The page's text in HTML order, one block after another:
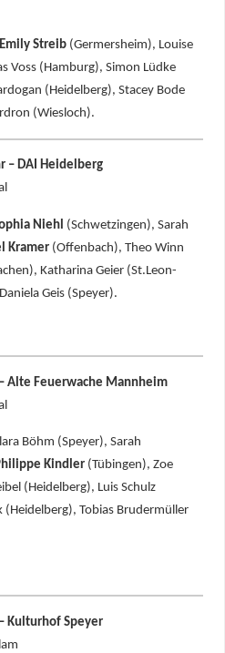
Emily Streib(Germersheim), Louise
Voss (Hamburg), Simon Lüdke
(Heidelberg), Stacey Bode
(Wiesloch).
– DAI Heidelberg
Niehl (Schwetzingen), Sarah
Kramer(Offenbach), Theo Winn
Katharina Geier (St.Leon-
Geis (Speyer).
Alte Feuerwache Mannheim
Böhm (Speyer), Sarah
Kindler(Tübingen), Zoe
(Heidelberg), Luis Schulz
Tobias Brudermüller
Kulturhof Speyer